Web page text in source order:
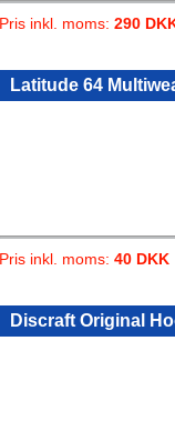
Pris inkl. moms: 290
Latitude 64
Pris inkl. moms: 40 DKK
Discraft Original